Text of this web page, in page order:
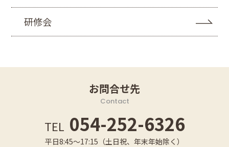
研修会
お問合せ先
Contact
TEL 054-252-6326
平日8:45～17:15（土日祝、年末年始除く）